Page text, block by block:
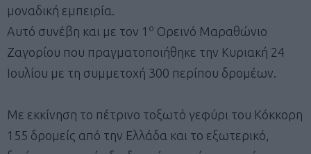
μοναδική εμπειρία.
Αυτό συνέβη και με τον 1 ο Ορεινό Μαραθώνιο
Ζαγορίου που πραγματοποιήθηκε την Κυριακή 24
Ιουλίου με τη συμμετοχή 300 περίπου δρομέων.
Με εκκίνηση το πέτρινο τοξωτό γεφύρι του Κόκκορη
155 δρομείς από την Ελλάδα και το εξωτερικό,